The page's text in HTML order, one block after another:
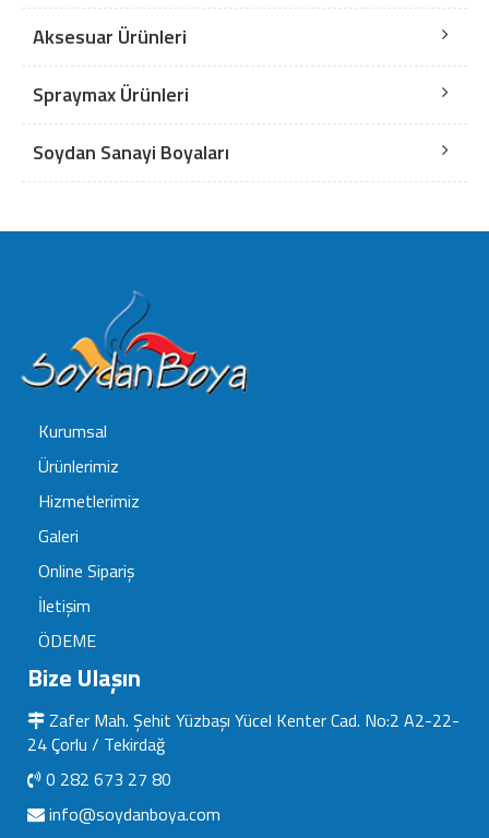
Aksesuar Ürünleri
Spraymax Ürünleri
Soydan Sanayi Boyaları
Kurumsal
Ürünlerimiz
Hizmetlerimiz
Galeri
Online Sipariş
İletişim
ÖDEME
Bize Ulaşın
Zafer Mah. Şehit Yüzbaşı Yücel Kenter Cad. No:2 A2-22-
24 Çorlu / Tekirdağ
0 282 673 27 80
info@soydanboya.com